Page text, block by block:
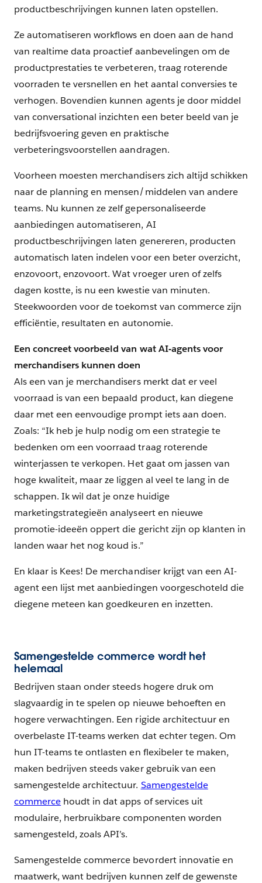
productbeschrijvingen kunnen laten opstellen.
Ze automatiseren workflows en doen aan de hand
van realtime data proactief aanbevelingen om de
productprestaties te verbeteren, traag roterende
voorraden te versnellen en het aantal conversies te
verhogen. Bovendien kunnen agents je door middel
van conversational inzichten een beter beeld van je
bedrijfsvoering geven en praktische
verbeteringsvoorstellen aandragen.
Voorheen moesten merchandisers zich altijd schikken
naar de planning en mensen/middelen van andere
teams. Nu kunnen ze zelf gepersonaliseerde
aanbiedingen automatiseren, AI
productbeschrijvingen laten genereren, producten
automatisch laten indelen voor een beter overzicht,
enzovoort, enzovoort. Wat vroeger uren of zelfs
dagen kostte, is nu een kwestie van minuten.
Steekwoorden voor de toekomst van commerce zijn
efficiëntie, resultaten en autonomie.
Een concreet voorbeeld van wat AI-agents voor
merchandisers kunnen doen
Als een van je merchandisers merkt dat er veel
voorraad is van een bepaald product, kan diegene
daar met een eenvoudige prompt iets aan doen.
Zoals: “Ik heb je hulp nodig om een strategie te
bedenken om een voorraad traag roterende
winterjassen te verkopen. Het gaat om jassen van
hoge kwaliteit, maar ze liggen al veel te lang in de
schappen. Ik wil dat je onze huidige
marketingstrategieën analyseert en nieuwe
promotie-ideeën oppert die gericht zijn op klanten in
landen waar het nog koud is.”
En klaar is Kees! De merchandiser krijgt van een AI-
agent een lijst met aanbiedingen voorgeschoteld die
diegene meteen kan goedkeuren en inzetten.
Samengestelde commerce wordt het
helemaal
Bedrijven staan onder steeds hogere druk om
slagvaardig in te spelen op nieuwe behoeften en
hogere verwachtingen. Een rigide architectuur en
overbelaste IT-teams werken dat echter tegen. Om
hun IT-teams te ontlasten en flexibeler te maken,
maken bedrijven steeds vaker gebruik van een
samengestelde architectuur. Samengestelde
commerce houdt in dat apps of services uit
modulaire, herbruikbare componenten worden
samengesteld, zoals API’s.
Samengestelde commerce bevordert innovatie en
maatwerk, want bedrijven kunnen zelf de gewenste